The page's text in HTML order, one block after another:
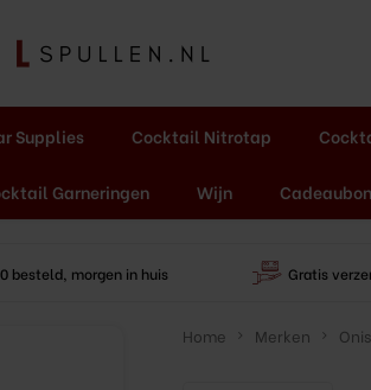
Supplies Cocktail Nitrotap
Garneringen Wijn
besteld, morgen in huis Gratis
Home Merken Onis